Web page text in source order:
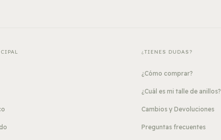
¿TIENES DUDAS?
¿Cómo comprar?
¿Cuál es mi talle de anillos?
Cambios y Devoluciones
Preguntas frecuentes